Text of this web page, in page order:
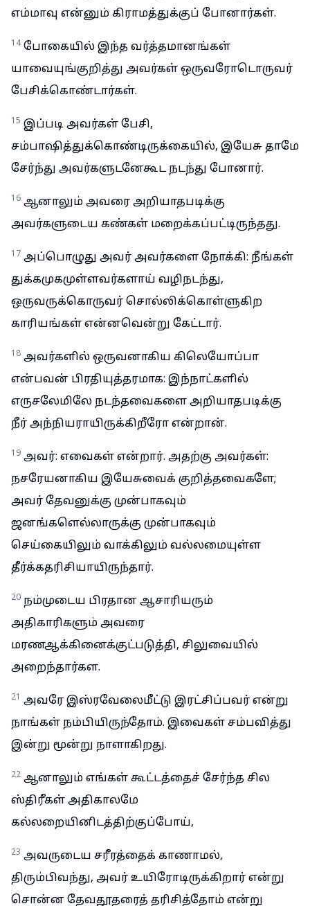
எம்மாவு என்னும் கிராமத்துக்குப் போனார்கள்.
14 போகையில் இந்த வர்த்தமானங்கள்
யாவையுங்குறித்து அவர்கள் ஒருவரோடொருவர்
பேசிக்கொண்டார்கள்.
15 இப்படி அவர்கள் பேசி,
சம்பாஷித்துக்கொண்டிருக்கையில், இயேசு தாமே
சேர்ந்து அவர்களுடனேகூட நடந்து போனார்.
16 ஆனாலும் அவரை அறியாதபடிக்கு
அவர்களுடைய கண்கள் மறைக்கப்பட்டிருந்தது.
17 அப்பொழுது அவர் அவர்களை நோக்கி: நீங்கள்
துக்கமுகமுள்ளவர்களாய் வழிநடந்து,
ஒருவருக்கொருவர் சொல்லிக்கொள்ளுகிற
காரியங்கள் என்னவென்று கேட்டார்.
18 அவர்களில் ஒருவனாகிய கிலெயோப்பா
என்பவன் பிரதியுத்தரமாக: இந்நாட்களில்
எருசலேமிலே நடந்தவைகளை அறியாதபடிக்கு
நீர் அந்நியராயிருக்கிறீரோ என்றான்.
19 அவர்: எவைகள் என்றார். அதற்கு அவர்கள்:
நசரேயனாகிய இயேசுவைக் குறித்தவைகளே;
அவர் தேவனுக்கு முன்பாகவும்
ஜனங்களெல்லாருக்கு முன்பாகவும்
செய்கையிலும் வாக்கிலும் வல்லமையுள்ள
தீர்க்கதரிசியாயிருந்தார்.
20 நம்முடைய பிரதான ஆசாரியரும்
அதிகாரிகளும் அவரை
மரணஆக்கினைக்குட்படுத்தி, சிலுவையில்
அறைந்தார்கள.
21 அவரே இஸ்ரவேலைமீட்டு இரட்சிப்பவர் என்று
நாங்கள் நம்பியிருந்தோம். இவைகள் சம்பவித்து
இன்று மூன்று நாளாகிறது.
22 ஆனாலும் எங்கள் கூட்டத்தைச் சேர்ந்த சில
ஸ்திரீகள் அதிகாலமே
கல்லறையினிடத்திற்குப்போய்,
23 அவருடைய சரீரத்தைக் காணாமல்,
திரும்பிவந்து, அவர் உயிரோடிருக்கிறார் என்று
சொன்ன தேவதூதரைத் தரிசித்தோம் என்று